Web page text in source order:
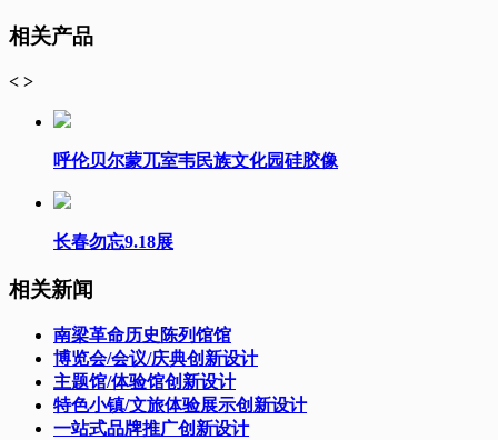
相关产品
< >
呼伦贝尔蒙兀室韦民族文化园硅胶像
长春勿忘9.18展
相关新闻
南梁革命历史陈列馆馆
博览会/会议/庆典创新设计
主题馆/体验馆创新设计
特色小镇/文旅体验展示创新设计
一站式品牌推广创新设计